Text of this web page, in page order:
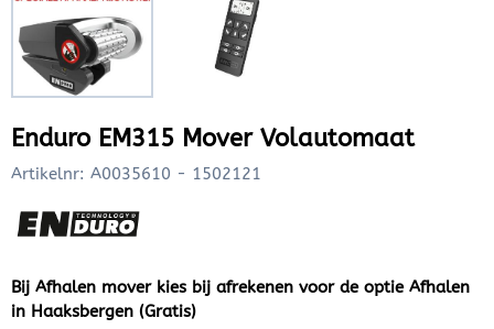
Enduro EM315 Mover Volautomaat
Artikelnr: A0035610 - 1502121
Bij Afhalen mover kies bij afrekenen voor de optie Afhalen
in Haaksbergen (Gratis)